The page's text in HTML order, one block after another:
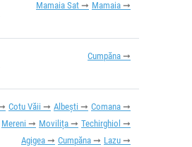
Mamaia Sat Mamaia
Cumpăna
Cotu Văii Albești
Comana
Mereni Movilița
Techirghiol
Agigea
Cumpăna Lazu